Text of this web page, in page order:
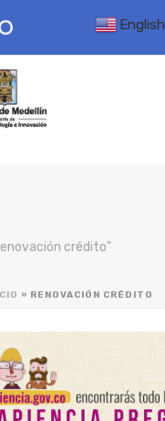
crédito"
» RENOVACIÓN CRÉDITO
English